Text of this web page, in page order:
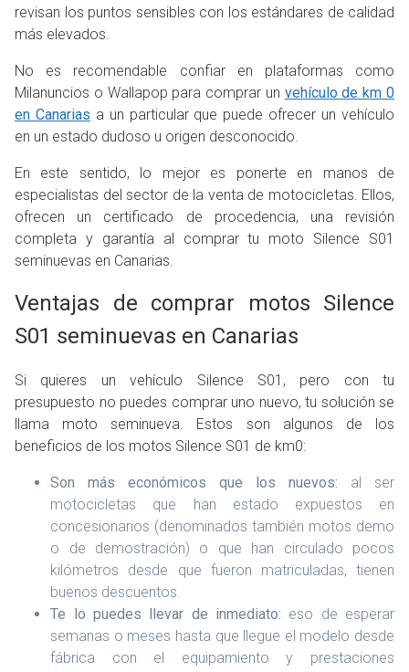
revisan los puntos sensibles con los estándares de calidad
más elevados.
No es recomendable confiar en plataformas como
Milanuncios o Wallapop para comprar un vehículo de km 0
en Canarias a un particular que puede ofrecer un vehículo
en un estado dudoso u origen desconocido.
En este sentido, lo mejor es ponerte en manos de
especialistas del sector de la venta de motocicletas. Ellos,
ofrecen un certificado de procedencia, una revisión
completa y garantía al comprar tu moto Silence S01
seminuevas en Canarias.
Ventajas de comprar motos Silence
S01 seminuevas en Canarias
Si quieres un vehículo Silence S01, pero con tu
presupuesto no puedes comprar uno nuevo, tu solución se
llama moto seminueva. Estos son algunos de los
beneficios de los motos Silence S01 de km0:
Son más económicos que los nuevos: al ser
motocicletas que han estado expuestos en
concesionarios (denominados también motos demo
o de demostración) o que han circulado pocos
kilómetros desde que fueron matriculadas, tienen
buenos descuentos.
Te lo puedes llevar de inmediato: eso de esperar
semanas o meses hasta que llegue el modelo desde
fábrica con el equipamiento y prestaciones